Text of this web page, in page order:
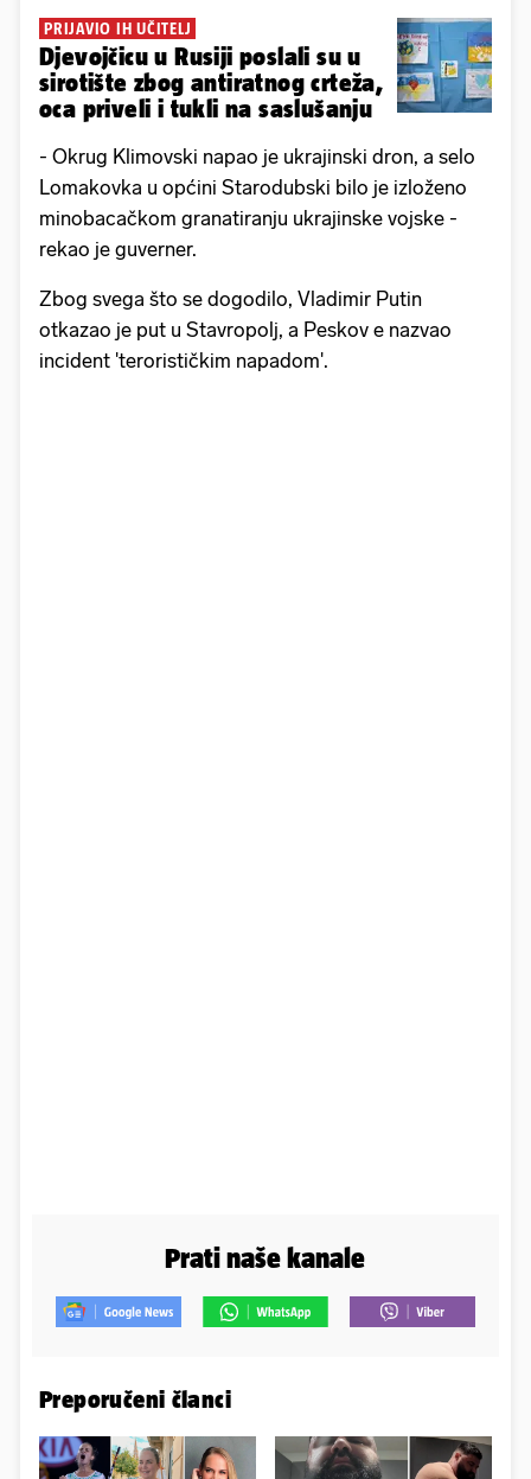
PRIJAVIO IH UČITELJ
Djevojčicu u Rusiji poslali su u
sirotište zbog antiratnog crteža,
oca priveli i tukli na saslušanju
- Okrug Klimovski napao je ukrajinski dron, a selo
Lomakovka u općini Starodubski bilo je izloženo
minobacačkom granatiranju ukrajinske vojske -
rekao je guverner.
Zbog svega što se dogodilo, Vladimir Putin
otkazao je put u Stavropolj, a Peskov e nazvao
incident 'terorističkim napadom'.
Prati naše kanale
Preporučeni članci